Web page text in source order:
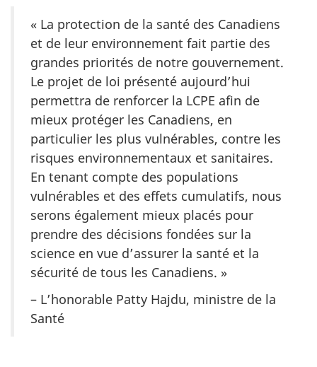
« La protection de la santé des Canadiens
et de leur environnement fait partie des
grandes priorités de notre gouvernement.
Le projet de loi présenté aujourd’hui
permettra de renforcer la LCPE afin de
mieux protéger les Canadiens, en
particulier les plus vulnérables, contre les
risques environnementaux et sanitaires.
En tenant compte des populations
vulnérables et des effets cumulatifs, nous
serons également mieux placés pour
prendre des décisions fondées sur la
science en vue d’assurer la santé et la
sécurité de tous les Canadiens. »
– L’honorable Patty Hajdu, ministre de la
Santé